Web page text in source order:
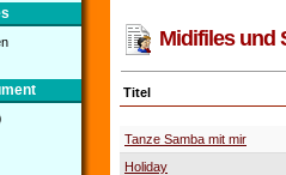
Midifiles und
Titel
Tanze Samba mit mir
Holiday